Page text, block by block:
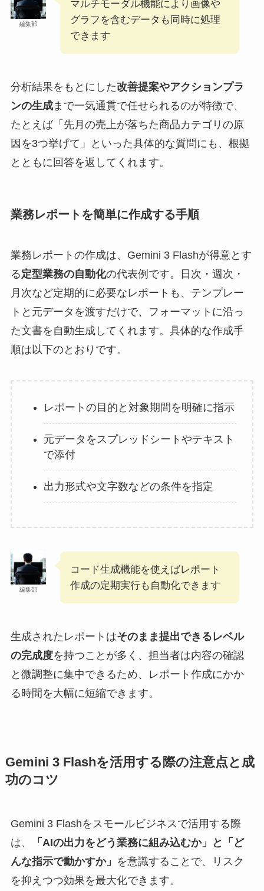
編集部
マルチモーダル機能により画像や
グラフを含むデータも同時に処理
できます
分析結果をもとにした改善提案やアクションプラ
ンの生成まで一気通貫で任せられるのが特徴で、
たとえば「先月の売上が落ちた商品カテゴリの原
因を3つ挙げて」といった具体的な質問にも、根拠
とともに回答を返してくれます。
業務レポートを簡単に作成する手順
業務レポートの作成は、Gemini 3 Flashが得意とす
る定型業務の自動化の代表例です。日次・週次・
月次など定期的に必要なレポートも、テンプレー
トと元データを渡すだけで、フォーマットに沿っ
た文書を自動生成してくれます。具体的な作成手
順は以下のとおりです。
レポートの目的と対象期間を明確に指示
元データをスプレッドシートやテキスト
で添付
出力形式や文字数などの条件を指定
編集部
コード生成機能を使えばレポート
作成の定期実行も自動化できます
生成されたレポートはそのまま提出できるレベル
の完成度を持つことが多く、担当者は内容の確認
と微調整に集中できるため、レポート作成にかか
る時間を大幅に短縮できます。
Gemini 3 Flashを活用する際の注意点と成
功のコツ
Gemini 3 Flashをスモールビジネスで活用する際
は、
「AIの出力をどう業務に組み込むか」と「ど
んな指示で動かすか」 を意識することで、リスク
を抑えつつ効果を最大化できます。